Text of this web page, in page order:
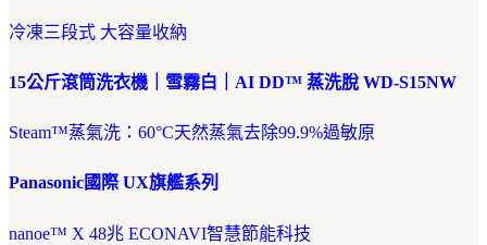
冷凍三段式 大容量收納
15公斤滾筒洗衣機｜雪霧白｜AI DD™ 蒸洗脫 WD-S15NW
Steam™蒸氣洗：60°C天然蒸氣去除99.9%過敏原
Panasonic國際 UX旗艦系列
nanoe™ X 48兆 ECONAVI智慧節能科技